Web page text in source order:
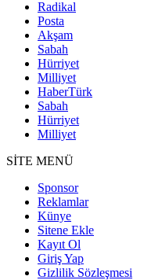
Radikal
Posta
Akşam
Sabah
Hürriyet
Milliyet
HaberTürk
Sabah
Hürriyet
Milliyet
SİTE MENÜ
Sponsor
Reklamlar
Künye
Sitene Ekle
Kayıt Ol
Giriş Yap
Gizlilik Sözleşmesi